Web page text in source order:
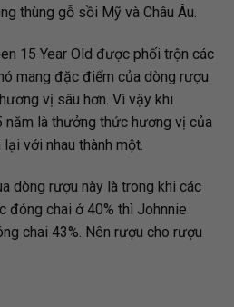
thùng gỗ sồi Mỹ và Châu Âu.
15 Year Old được phối trộn các
mang đặc điểm của dòng rượu
vị sâu hơn. Vì vậy khi
năm là thưởng thức hương vị của
với nhau thành một.
dòng rượu này là trong khi các
đóng chai ở 40% thì Johnnie
chai 43%. Nên rượu cho rượu